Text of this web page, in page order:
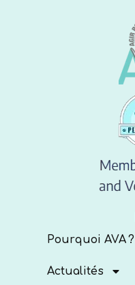
Pourquoi AVA ?
Actualités